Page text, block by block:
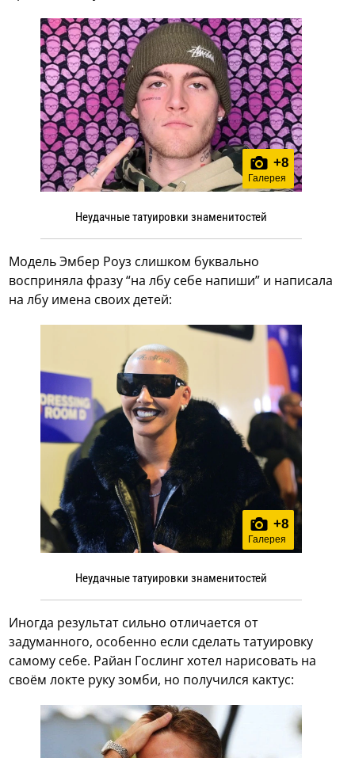
+8
Галерея
Неудачные татуировки знаменитостей
Модель Эмбер Роуз слишком буквально
восприняла фразу “на лбу себе напиши” и написала
на лбу имена своих детей:
+8
Галерея
Неудачные татуировки знаменитостей
Иногда результат сильно отличается от
задуманного, особенно если сделать татуировку
самому себе. Райан Гослинг хотел нарисовать на
своём локте руку зомби, но получился кактус: